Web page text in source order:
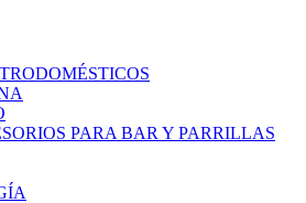
PARA BAR Y PARRILLAS